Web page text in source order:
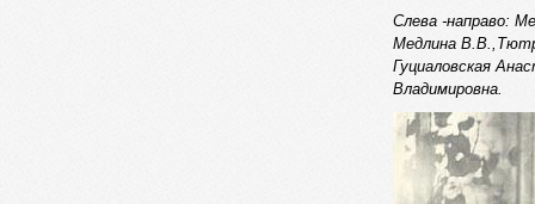
Слева -направо:
Медлина
Гуциаловская
Владимировна.